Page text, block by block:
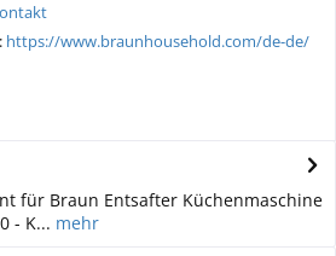
https://www.braunhousehold.com/de-de/
für Braun Entsafter Küchenmaschine
- K... mehr